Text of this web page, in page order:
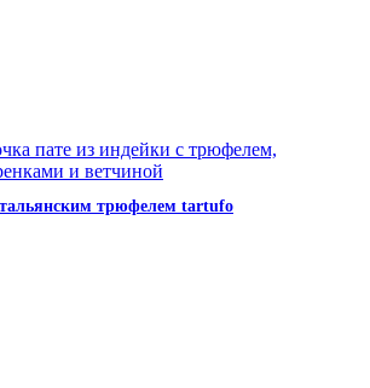
трюфелем tartufo